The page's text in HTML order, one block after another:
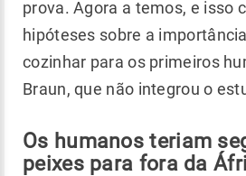
prova. Agora a temos, e isso
hipóteses sobre a
cozinhar para os primeiros
Braun, que não integrou o
Os humanos teriam
peixes para fora da